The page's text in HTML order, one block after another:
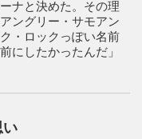
ナと決めた。その理
ングリー・サモアン
・ロックっぽい名前
にしたかったんだ」